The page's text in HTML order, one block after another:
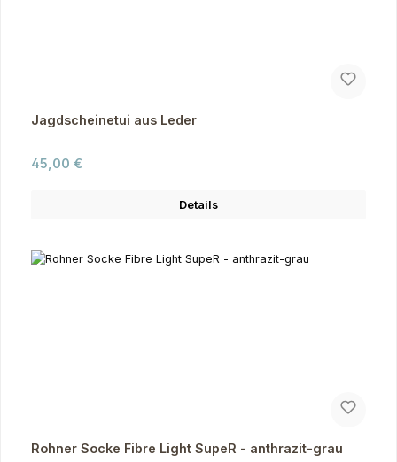
Jagdscheinetui aus Leder
Regulärer Preis:
45,00 €
Details
Rohner Socke Fibre Light SupeR - anthrazit-grau